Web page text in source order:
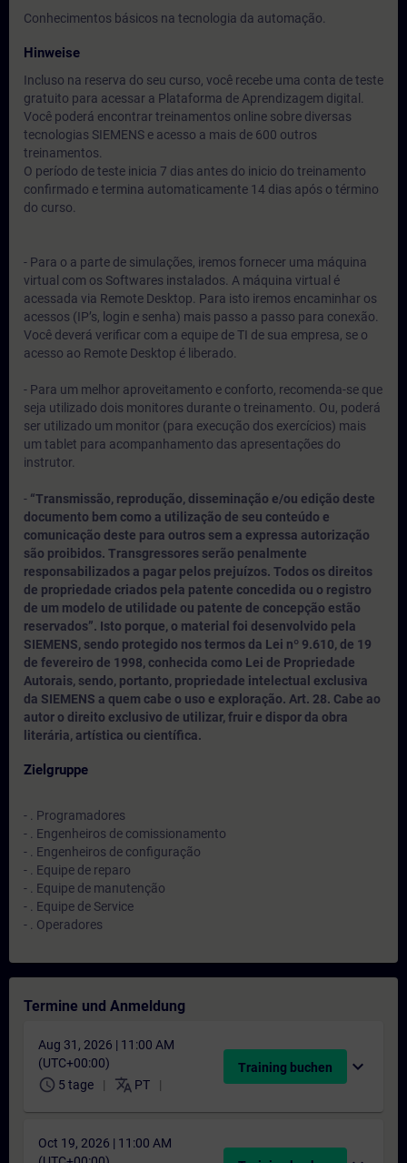
Conhecimentos básicos na tecnologia da automação.
Hinweise
Incluso na reserva do seu curso, você recebe uma conta de teste
gratuito para acessar a Plataforma de Aprendizagem digital.
Você poderá encontrar treinamentos online sobre diversas
tecnologias SIEMENS e acesso a mais de 600 outros
treinamentos.
O período de teste inicia 7 dias antes do inicio do treinamento
confirmado e termina automaticamente 14 dias após o término
do curso.
- Para o a parte de simulações, iremos fornecer uma máquina
virtual com os Softwares instalados. A máquina virtual é
acessada via Remote Desktop. Para isto iremos encaminhar os
acessos (IP’s, login e senha) mais passo a passo para conexão.
Você deverá verificar com a equipe de TI de sua empresa, se o
acesso ao Remote Desktop é liberado.
- Para um melhor aproveitamento e conforto, recomenda-se que
seja utilizado dois monitores durante o treinamento. Ou, poderá
ser utilizado um monitor (para execução dos exercícios) mais
um tablet para acompanhamento das apresentações do
instrutor.
- “Transmissão, reprodução, disseminação e/ou edição deste
documento bem como a utilização de seu conteúdo e
comunicação deste para outros sem a expressa autorização
são proibidos. Transgressores serão penalmente
responsabilizados a pagar pelos prejuízos. Todos os direitos
de propriedade criados pela patente concedida ou o registro
de um modelo de utilidade ou patente de concepção estão
reservados”. Isto porque, o material foi desenvolvido pela
SIEMENS, sendo protegido nos termos da Lei nº 9.610, de 19
de fevereiro de 1998, conhecida como Lei de Propriedade
Autorais, sendo, portanto, propriedade intelectual exclusiva
da SIEMENS a quem cabe o uso e exploração. Art. 28. Cabe ao
autor o direito exclusivo de utilizar, fruir e dispor da obra
literária, artística ou científica.
Zielgruppe
- . Programadores
- . Engenheiros de comissionamento
- . Engenheiros de configuração
- . Equipe de reparo
- . Equipe de manutenção
- . Equipe de Service
- . Operadores
Termine und Anmeldung
Aug 31, 2026 | 11:00 AM
(UTC+00:00)
schedule 5 tage translate PT
Training buchen expand_more
Oct 19, 2026 | 11:00 AM